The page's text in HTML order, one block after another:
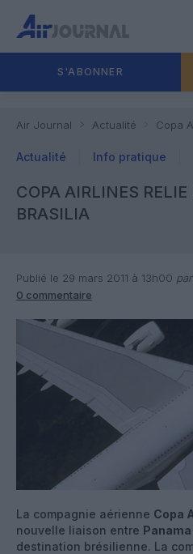
S'ABONNER
Air Journal Actualité Copa
Actualité Info pratique
COPA AIRLINES
BRASILIA
Publié le 29 mars 2011 à 13h00
0 commentaire
La compagnie aérienne Copa
nouvelle liaison entre
destination brésilienne. La